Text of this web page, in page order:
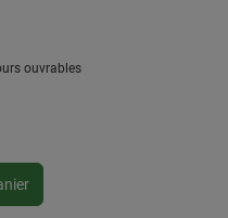
ouvrables
la quantité